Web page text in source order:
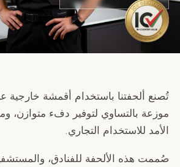
باستخدام أقمشة خارجية عالية
لتوفير دفء متوازن، ومتانة،
التجاري.
الألحفة للفنادق، والمستشفيات، ودور